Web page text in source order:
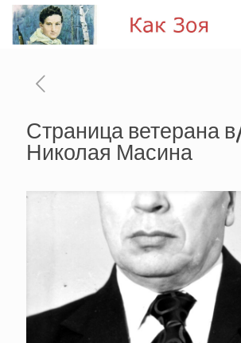
Страница ветерана
Николая Масина